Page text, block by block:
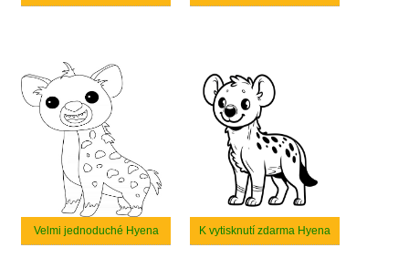
Velmi jednoduché Hyena K vytisknutí zdarma Hyena